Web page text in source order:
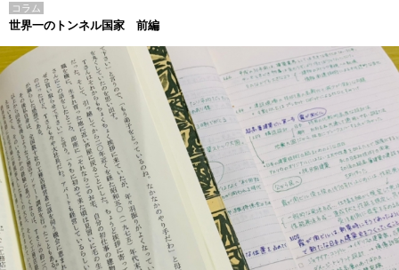
コラム
世界一のトンネル国家 前編